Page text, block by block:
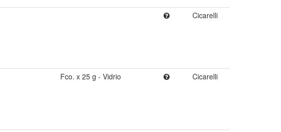
Cicarelli
Fco. x 25 g - Vidrio Cicarelli